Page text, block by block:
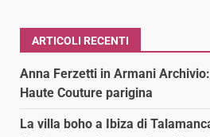
ARTICOLI RECENTI
Anna Ferzetti in Armani
Haute Couture parigina
La villa boho a Ibiza di